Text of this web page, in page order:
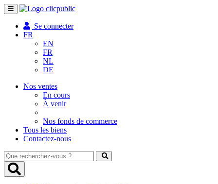
Toggle
navigation
Se connecter
FR
EN
FR
NL
DE
Nos ventes
En cours
À venir
Nos fonds de commerce
Tous les biens
Contactez-nous
Que
recherchez-
vous